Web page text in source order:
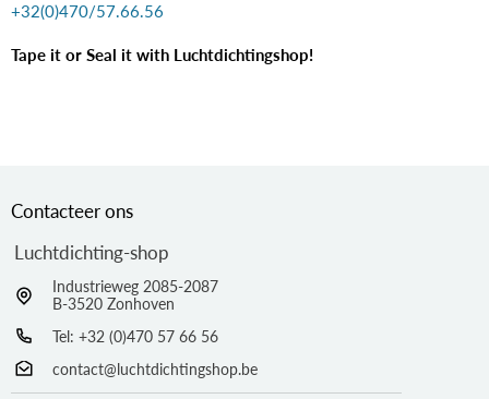
+32(0)470/57.66.56
Tape it or Seal it with Luchtdichtingshop!
Contacteer ons
Luchtdichting-shop
Industrieweg 2085-2087
B-3520 Zonhoven
Tel: +32 (0)470 57 66 56
contact@luchtdichtingshop.be